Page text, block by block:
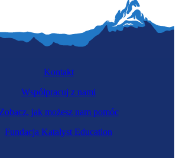
Kontakt
Współpracuj z nami
Zobacz, jak możesz nam pomóc
Fundacja Katalyst Education